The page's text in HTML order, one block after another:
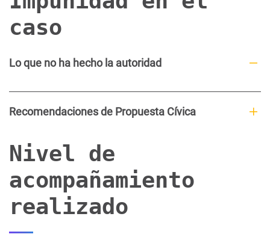
caso
Lo que no ha hecho la autoridad
Recomendaciones de Propuesta Cívica
Nivel de
acompañamiento
realizado